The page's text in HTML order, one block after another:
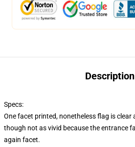
Description
Specs:
One facet printed, nonetheless flag is clear
though not as vivid because the entrance
again facet.